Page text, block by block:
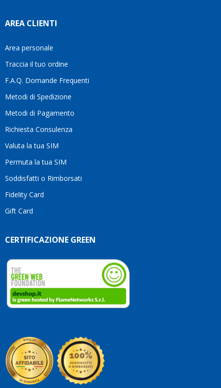
AREA CLIENTI
Area personale
Traccia il tuo ordine
F.A.Q. Domande Frequenti
Metodi di Spedizione
Metodi di Pagamento
Richiesta Consulenza
Valuta la tua SIM
Permuta la tua SIM
Soddisfatti o Rimborsati
Fidelity Card
Gift Card
CERTIFICAZIONE GREEN